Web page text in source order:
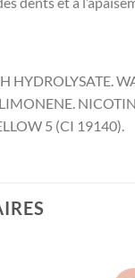
HYDROLYSATE.
5 (CI 19140).